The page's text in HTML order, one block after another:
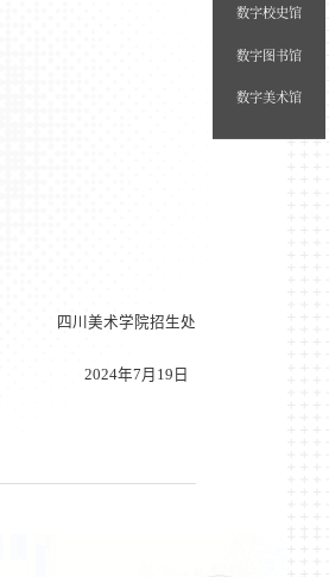
四川美术学院招生处
2024年7月 19 日
数字校史馆
数字图书馆
数字美术馆